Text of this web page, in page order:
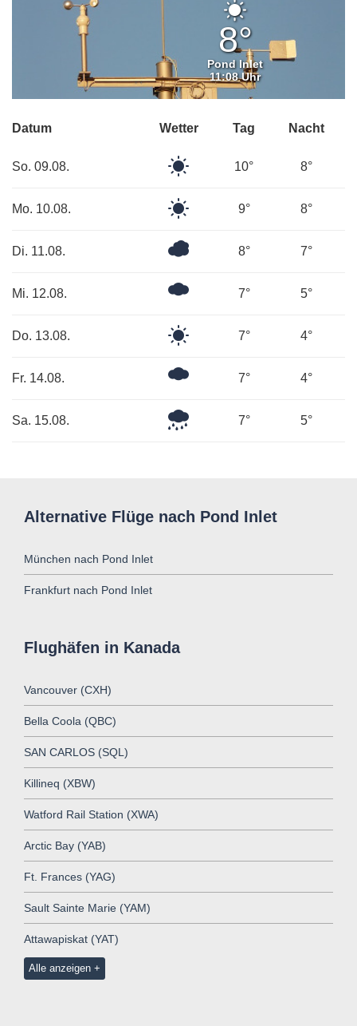
Klarer
Himmel
8°
Pond Inlet
11:08 Uhr
Datum Wetter Tag Nacht
So. 09.08. 10° 8°
Mo. 10.08. 9° 8°
Di. 11.08.
Überwiegend
8° 7°
Mi. 12.08. 7° 5°
Do. 13.08. 7° 4°
Fr. 14.08. 7° 4°
Sa. 15.08. 7° 5°
Alternative Flüge nach Pond Inlet
München nach Pond Inlet
Frankfurt nach Pond Inlet
Flughäfen in Kanada
Vancouver (CXH)
Bella Coola (QBC)
SAN CARLOS (SQL)
Killineq (XBW)
Watford Rail Station (XWA)
Arctic Bay (YAB)
Ft. Frances (YAG)
Sault Sainte Marie (YAM)
Attawapiskat (YAT)
Alle anzeigen